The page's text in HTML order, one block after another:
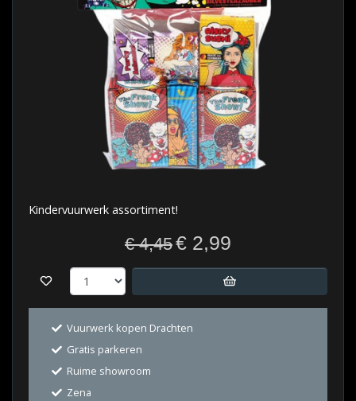
Kindervuurwerk assortiment!
€ 4,45€ 2,99
Vuurwerk kopen Drachten
Gratis parkeren
Ruime showroom
Zena